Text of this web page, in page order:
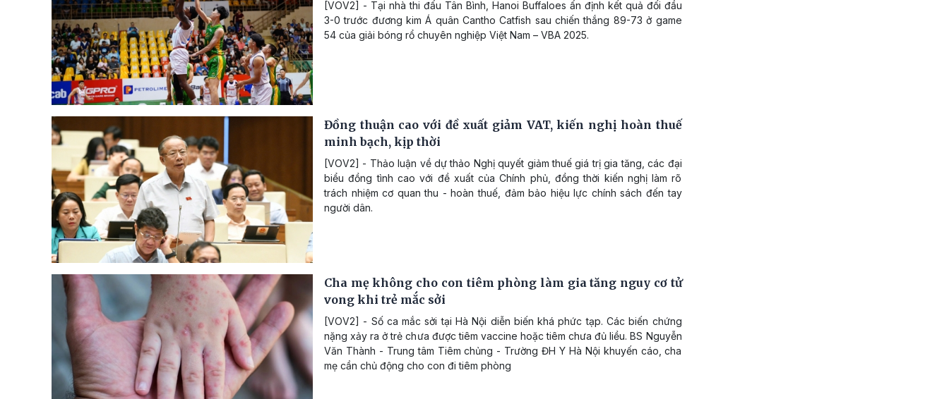
[VOV2] - Tại nhà thi đấu Tân Bình, Hanoi Buffaloes ấn định kết quả đối đầu
3-0 trước đương kim Á quân Cantho Catfish sau chiến thắng 89-73 ở game
54 của giải bóng rổ chuyên nghiệp Việt Nam – VBA 2025.
Đồng thuận cao với đề xuất giảm VAT, kiến nghị hoàn thuế
minh bạch, kịp thời
[VOV2] - Thảo luận về dự thảo Nghị quyết giảm thuế giá trị gia tăng, các đại
biểu đồng tình cao với đề xuất của Chính phủ, đồng thời kiến nghị làm rõ
trách nhiệm cơ quan thu - hoàn thuế, đảm bảo hiệu lực chính sách đến tay
người dân.
Cha mẹ không cho con tiêm phòng làm gia tăng nguy cơ tử
vong khi trẻ mắc sởi
[VOV2] - Số ca mắc sởi tại Hà Nội diễn biến khá phức tạp. Các biến chứng
nặng xảy ra ở trẻ chưa được tiêm vaccine hoặc tiêm chưa đủ liều. BS Nguyễn
Văn Thành - Trung tâm Tiêm chủng - Trường ĐH Y Hà Nội khuyến cáo, cha
mẹ cần chủ động cho con đi tiêm phòng